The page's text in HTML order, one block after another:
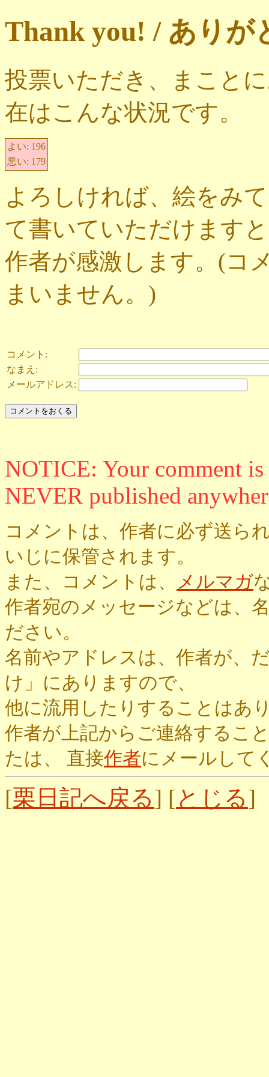
Thank you! / ありが
投票いただき、まこと
在はこんな状況です。
よい: 196
悪い: 179
よろしければ、絵をみ
て書いていただけます
作者が感激します。(コ
まいません。)
コメント:
なまえ:
メールアドレス:
NOTICE: Your comment
NEVER published
コメントは、作者に必ず送ら
いじに保管されます。
また、コメントは、
メルマガ
作者宛のメッセージなどは、
ださい。
名前やアドレスは、作者が、
け」にありますので、
他に流用したりすることはあ
作者が上記からご連絡するこ
たは、 直接作者にメールして
[栗日記へ戻る] [とじる]